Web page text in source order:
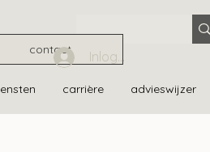
contact
carrière advieswijzer
Inloggen